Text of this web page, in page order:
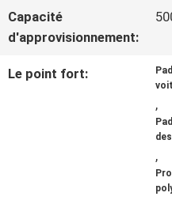
CONTACT
NOUVELLES
Capacité
d'approvisionnement:
Le point fort:
,
,